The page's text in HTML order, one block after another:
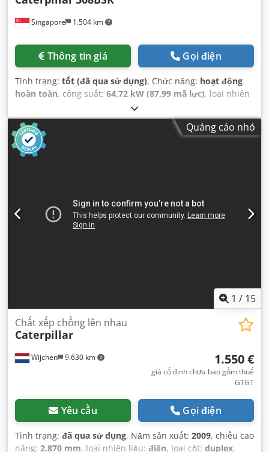
Singapore 1.504 km
Thông tin giá Gọi điện
Tình trạng: tốt (đã qua sử dụng), Chức năng: hoạt động
hoàn toàn, công suất: 64,72 kW (87,99 mã lực), loại nhiên
, tình trạng truyền động:
phần trăm, số chỗ ngồi:1, số máy/phương tiện:3YS00993,
Thiết bị:
Quảng cáo nhỏ
1 / 15
Wijchen 9.630 km
Chất xếp chồng lên nhau
Caterpillar
1.550 €
giá cố định chưa bao gồm thuế
GTGT
Yêu cầu Gọi điện
Tình trạng: đã qua sử dụng, Năm sản xuất: 2009, chiều cao
nâng: 2.870 mm, loại nhiên liệu: điện, loại cột: duplex,